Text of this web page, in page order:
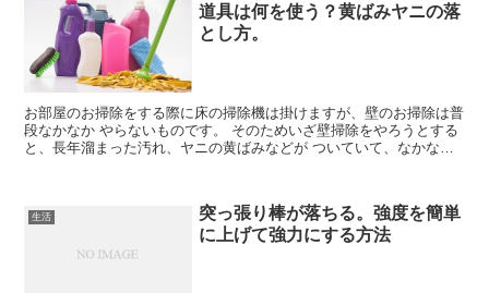
道具は何を使う？黄ばみヤニの落
とし方。
お部屋のお掃除をする際に床の掃除機は掛けますが、壁のお掃除は普
段なかなか やらないものです。 そのためいざ壁掃除をやろうとする
と、長年溜まった汚れ、ヤニの黄ばみなどが ついていて、なかなか
生活
突っ張り棒が落ちる。強度を簡単
に上げて強力にする方法